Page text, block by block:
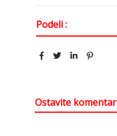
Podeli :
Ostavite komentar